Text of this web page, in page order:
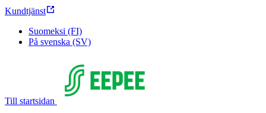
Kundtjänst
Suomeksi (FI)
På svenska (SV)
Till startsidan